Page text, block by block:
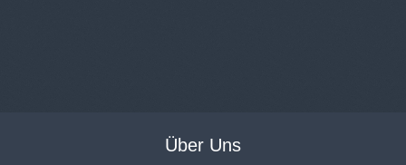
Über Uns